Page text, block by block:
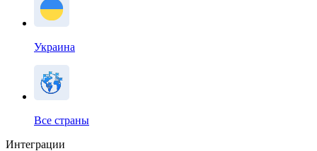
Украина
Все страны
Интеграции